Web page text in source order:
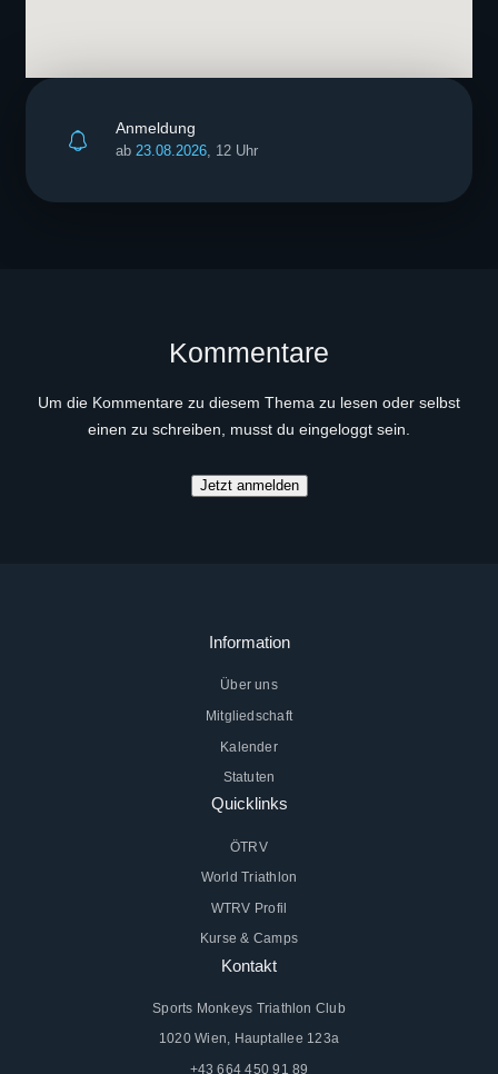
Anmeldung
ab 23.08.2026, 12 Uhr
Kommentare
Um die Kommentare zu diesem Thema zu lesen oder selbst
einen zu schreiben, musst du eingeloggt sein.
Jetzt anmelden
Information
Über uns
Mitgliedschaft
Kalender
Statuten
Quicklinks
ÖTRV
World Triathlon
WTRV Profil
Kurse & Camps
Kontakt
Sports Monkeys Triathlon Club
1020 Wien, Hauptallee 123a
+43 664 450 91 89